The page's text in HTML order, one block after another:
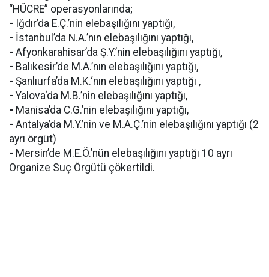
“HÜCRE” operasyonlarında;
- Iğdır’da E.Ç.’nin elebaşılığını yaptığı,
- İstanbul’da N.A.’nın elebaşılığını yaptığı,
- Afyonkarahisar’da Ş.Y.’nin elebaşılığını yaptığı,
- Balıkesir’de M.A.’nın elebaşılığını yaptığı,
- Şanlıurfa’da M.K.‘nın elebaşılığını yaptığı ,
- Yalova‘da M.B.’nin elebaşılığını yaptığı,
- Manisa’da C.G.’nin elebaşılığını yaptığı,
- Antalya’da M.Y.’nin ve M.A.Ç.’nin elebaşılığını yaptığı (2
ayrı örgüt)
- Mersin’de M.E.Ö.’nün elebaşılığını yaptığı 10 ayrı
Organize Suç Örgütü çökertildi.